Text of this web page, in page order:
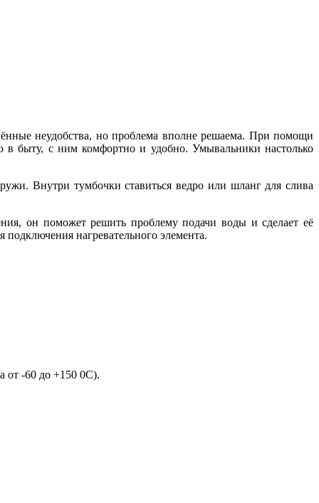
неудобства, но проблема вполне решаема. При помощи
быту, с ним комфортно и удобно. Умывальники настолько
Внутри тумбочки ставиться ведро или шланг для слива
он поможет решить проблему подачи воды и сделает её
подключения нагревательного элемента.
от -60 до +150 0С).